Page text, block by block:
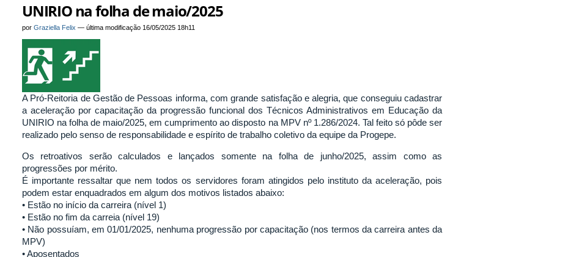
UNIRIO na folha de maio/2025
porGraziella Felix —última modificação 16/05/2025 18h11
A Pró-Reitoria de Gestão de Pessoas informa, com grande satisfação e alegria, que conseguiu cadastrar
a aceleração por capacitação da progressão funcional dos Técnicos Administrativos em Educação da
UNIRIO na folha de maio/2025, em cumprimento ao disposto na MPV nº 1.286/2024. Tal feito só pôde ser
realizado pelo senso de responsabilidade e espírito de trabalho coletivo da equipe da Progepe.
Os retroativos serão calculados e lançados somente na folha de junho/2025, assim como as
progressões por mérito.
É importante ressaltar que nem todos os servidores foram atingidos pelo instituto da aceleração, pois
podem estar enquadrados em algum dos motivos listados abaixo:
• Estão no início da carreira (nível 1)
• Estão no fim da carreia (nível 19)
• Não possuíam, em 01/01/2025, nenhuma progressão por capacitação (nos termos da carreira antes da
MPV)
• Aposentados